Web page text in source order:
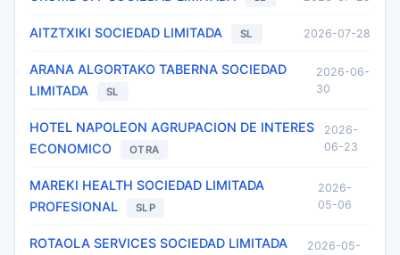
AITZTXIKI SOCIEDAD LIMITADA SL 2026-07-28
ARANA ALGORTAKO TABERNA SOCIEDAD
LIMITADA
SL
2026-06-
30
HOTEL NAPOLEON AGRUPACION DE INTERES
ECONOMICO
OTRA
2026-
06-23
MAREKI HEALTH SOCIEDAD LIMITADA
PROFESIONAL
SLP
2026-
05-06
ROTAOLA SERVICES SOCIEDAD LIMITADA
2026-05-